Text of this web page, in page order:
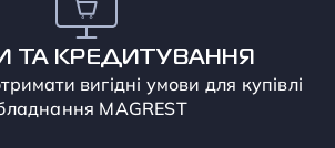
ТА КРЕДИТУВАННЯ
вигідні умови для купівлі
MAGREST